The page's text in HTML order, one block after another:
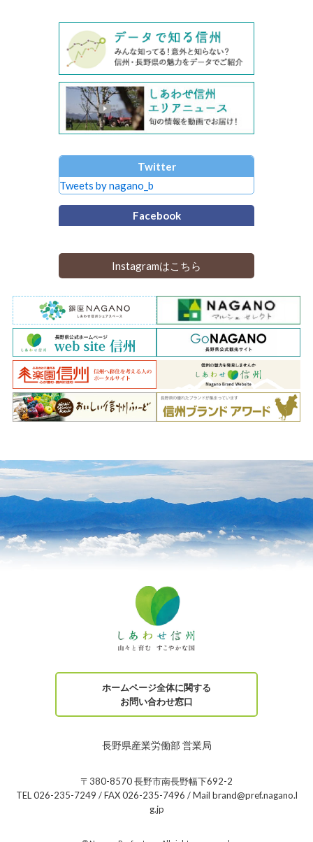
Twitter
Tweets by nagano_b
Facebook
Instagramはこちら
ホームページ全体に関する
お問い合わせ窓口
長野県産業労働部 営業局
〒380-8570 長野市南長野幅下692-2
TEL 026-235-7249 / FAX 026-235-7496 / Mail brand@pref.nagano.l
g.jp